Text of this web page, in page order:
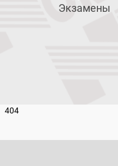
Экзамены
404